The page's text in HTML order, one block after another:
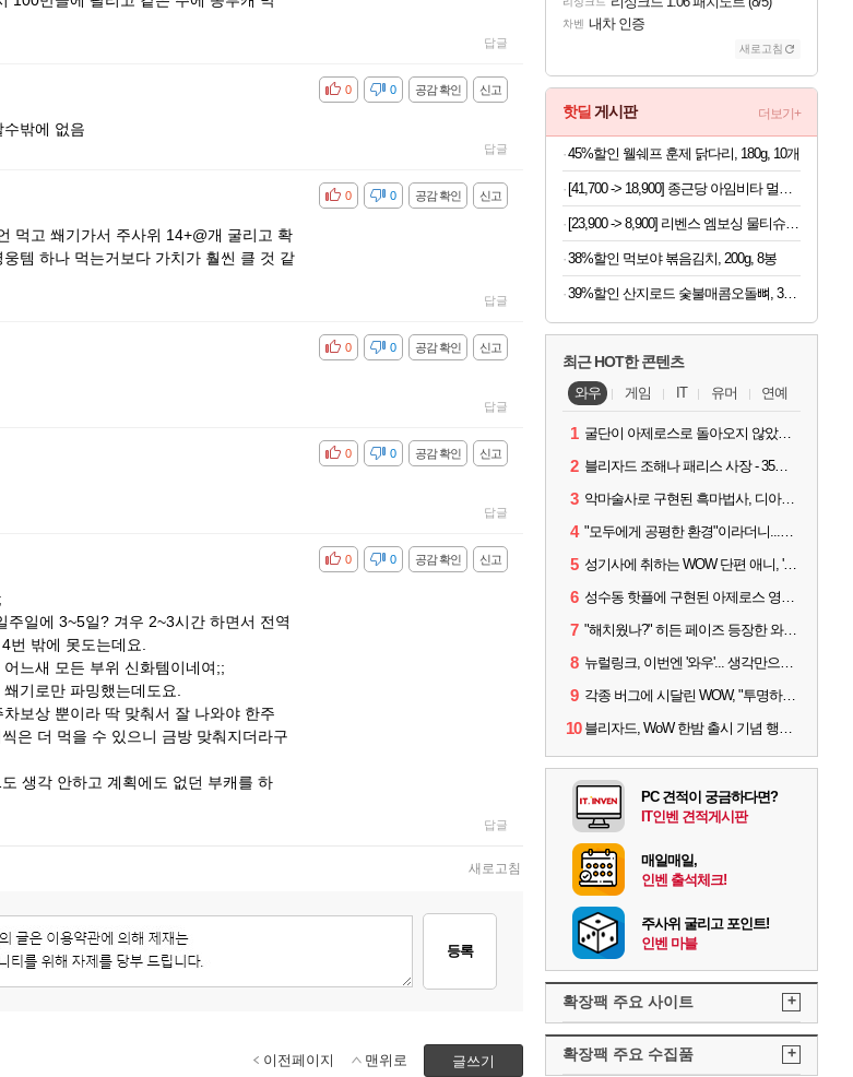
답글
신고
공감 확인
비공감 0
0
밖에 없음
답글
신고
공감 확인
비공감 0
0
먹고 쐐기가서 주사위 14+@개 굴리고 확
템 하나 먹는거보다 가치가 훨씬 클 것 같
답글
신고
공감 확인
비공감 0
0
답글
신고
공감 확인
비공감 0
0
답글
신고
공감 확인
비공감 0
0
일에 3~5일? 겨우 2~3시간 하면서 전역
번 밖에 못도는데요.
느새 모든 부위 신화템이네여;;
기로만 파밍했는데도요.
보상 뿐이라 딱 맞춰서 잘 나와야 한주
은 더 먹을 수 있으니 금방 맞춰지더라구
생각 안하고 계획에도 없던 부캐를 하
답글
새로고침
등록
글쓰기
이전페이지 맨위로
차벤 내차 인증
새로고침
핫딜 게시판 더보기+
45%할인 웰쉐프 훈제 닭다리, 180g, 10개
38%할인 먹보야 볶음김치, 200g, 8봉
39%할인 산지로드 숯불매콤오돌뼈, 300g, 4팩
최근 HOT한 콘텐츠
와우 게임 IT 유머 연예
1 굴단이 아제로스로 돌아오지 않았다면? 와우 클래식+ 주목
2 블리자드 조해나 패리스 사장 - 35년 역사, 그리고 비전
3 악마술사로 구현된 흑마법사, 디아4 x 와우 콜라보 살펴보기
4 "모두에게 공평한 환경"이라더니...여전히 살아있는 애드온
5 성기사에 취하는 WOW 단편 애니, '신성한 모든 것'
6 성수동 핫플에 구현된 아제로스 영웅들의 안식처, WoW 홈스윗홈
7 "해치웠나?" 히든 페이즈 등장한 와우 '한밤', 세계 최초 킬은 '팀 리퀴드'
8 뉴럴링크, 이번엔 '와우'... 생각만으로 게임하는 시대 성큼
9 각종 버그에 시달린 WOW, "투명하고 신속한 소통과 대응 약속"
10 블리자드, WoW 한밤 출시 기념 행사 '홈스윗홈' 28일 개최
PC 견적이 궁금하다면?
IT인벤 견적게시판
매일매일,
인벤 출석체크!
주사위 굴리고 포인트!
인벤 마블
확장팩 주요 사이트 +
확장팩 주요 수집품 +